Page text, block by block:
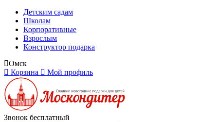
Детским садам
Школам
Корпоративные
Взрослым
Конструктор подарка
Омск
Корзина
Мой профиль
Звонок бесплатный